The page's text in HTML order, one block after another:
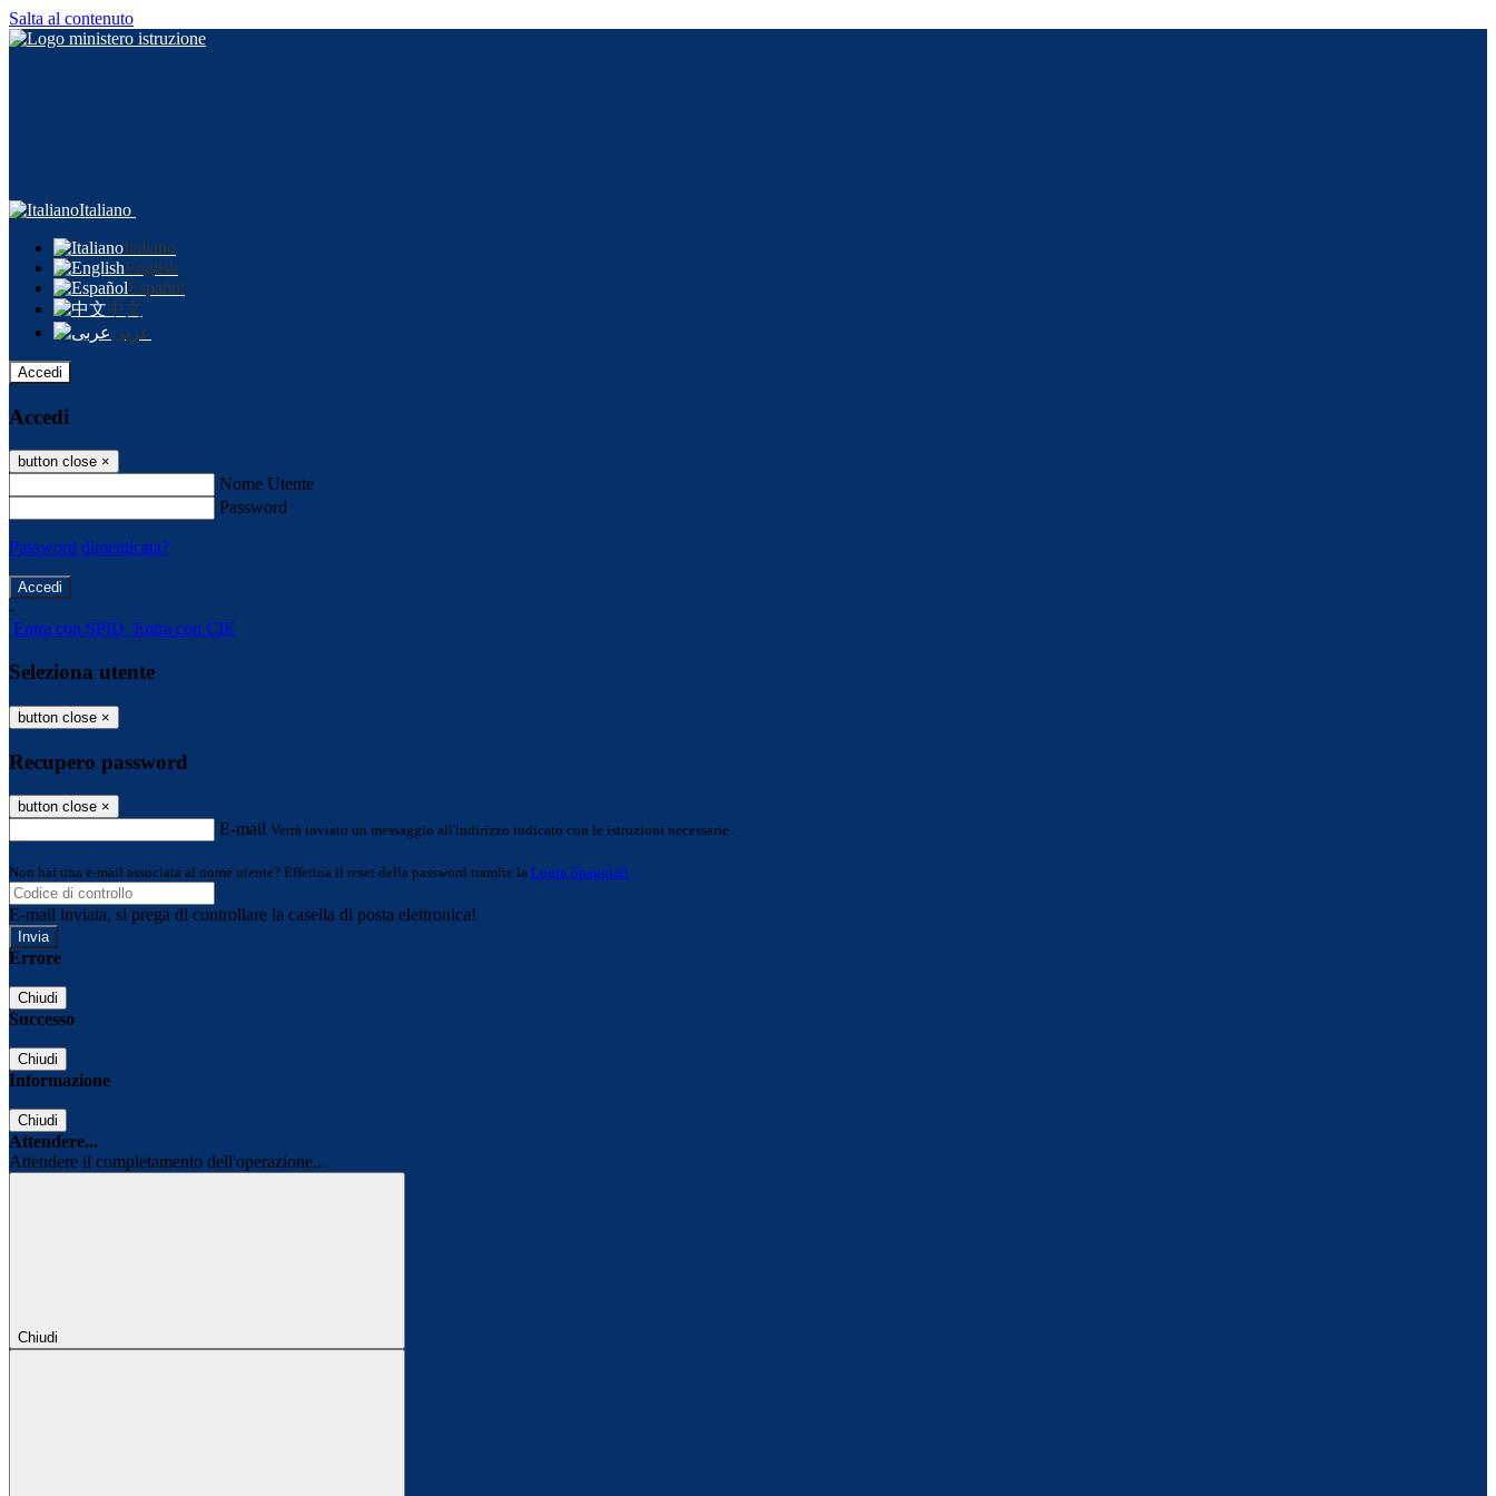
Salta al contenuto
Italiano
Italiano
English
Español
中文
عربى
Accedi
Accedi
button close ×
Nome Utente
Password
Password dimenticata?
-
Entra con SPID Entra con CIE
Seleziona utente
button close ×
Recupero password
button close ×
E-mail Verrà inviato un messaggio all'indirizzo indicato con le istruzioni necessarie.
Non hai una e-mail associata al nome utente? Effettua il reset della password tramite la Login Spaggiari
E-mail inviata, si prega di controllare la casella di posta elettronica!
Errore
Chiudi
Successo
Chiudi
Informazione
Chiudi
Attendere...
Attendere il completamento dell'operazione...
Chiudi